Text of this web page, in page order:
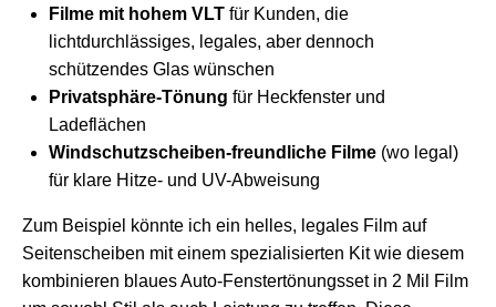
Filme mit hohem VLT für Kunden, die
lichtdurchlässiges, legales, aber dennoch
schützendes Glas wünschen
Privatsphäre-Tönung für Heckfenster und
Ladeflächen
Windschutzscheiben-freundliche Filme (wo legal)
für klare Hitze- und UV-Abweisung
Zum Beispiel könnte ich ein helles, legales Film auf
Seitenscheiben mit einem spezialisierten Kit wie diesem
kombinieren blaues Auto-Fenstertönungsset in 2 Mil Film